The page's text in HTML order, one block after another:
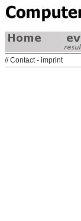
// Contact - imprint